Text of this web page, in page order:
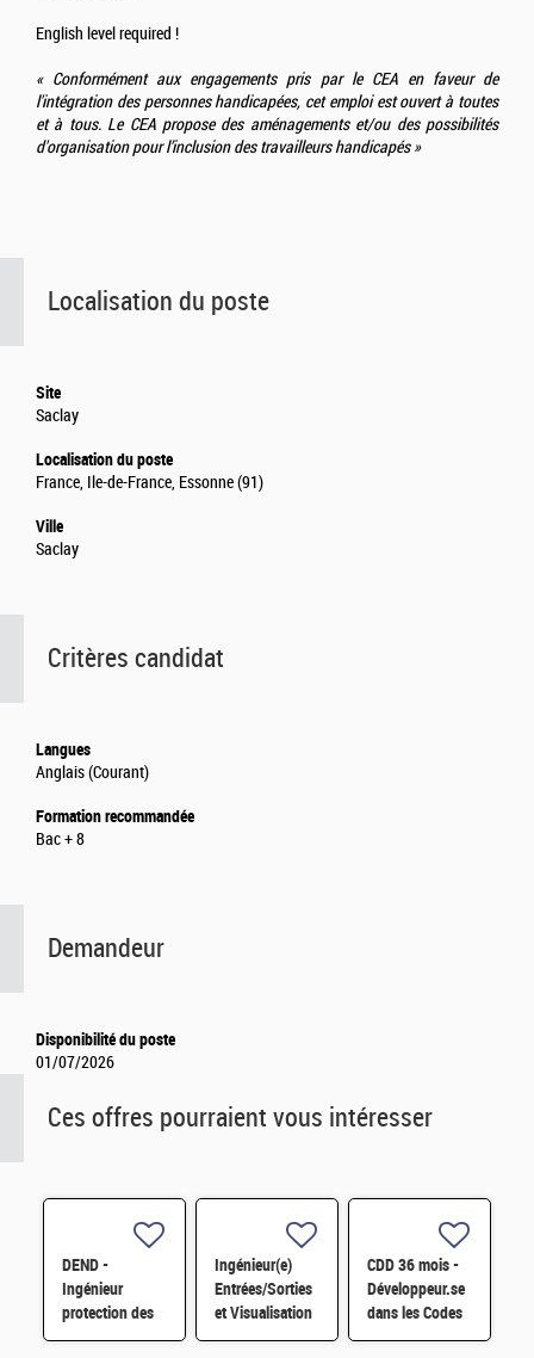
English level required !
« Conformément aux engagements pris par le CEA en faveur de
l'intégration des personnes handicapées, cet emploi est ouvert à toutes
et à tous. Le CEA propose des aménagements et/ou des possibilités
d'organisation pour l’inclusion des travailleurs handicapés »
Localisation du poste
Site
Saclay
Localisation du poste
France, Ile-de-France, Essonne (91)
Ville
Saclay
Critères candidat
Langues
Anglais (Courant)
Formation recommandée
Bac + 8
Demandeur
Disponibilité du poste
01/07/2026
Ces offres pourraient vous intéresser
DEND -
Ingénieur
protection des
installations
Ingénieur(e)
Entrées/Sorties
et Visualisation
HPC H/F
CDD 36 mois -
Développeur.se
dans les Codes
de Traitement